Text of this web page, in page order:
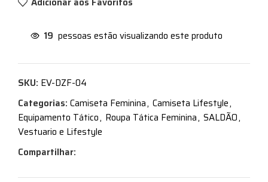
19 pessoas estão visualizando este produto
SKU: EV-DZF-04
Categorias: Camiseta Feminina, Camiseta Lifestyle,
Equipamento Tático, Roupa Tática Feminina, SALDÃO,
Vestuario e Lifestyle
Compartilhar: